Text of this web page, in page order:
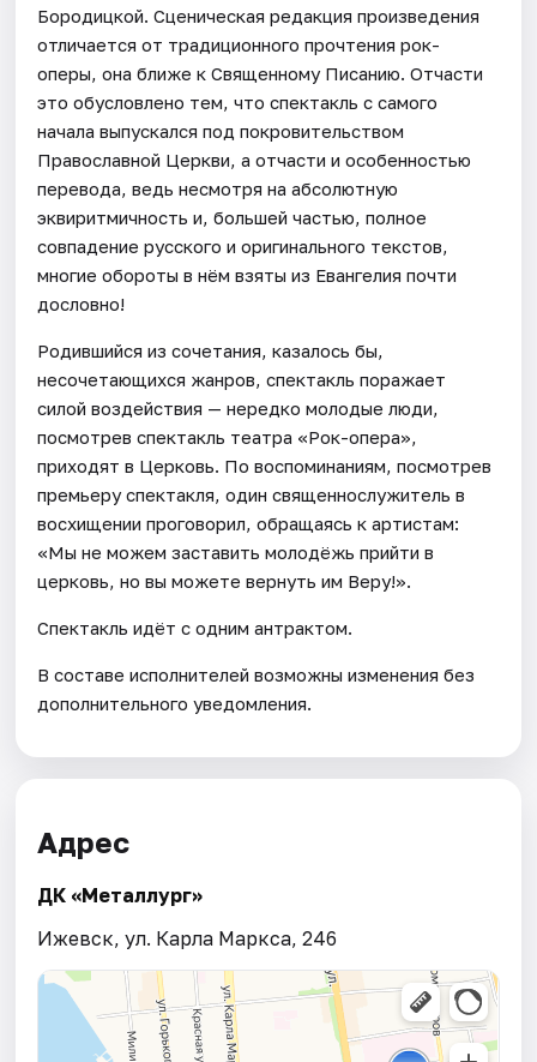
Бородицкой. Сценическая редакция произведения
отличается от традиционного прочтения рок-
оперы, она ближе к Священному Писанию. Отчасти
это обусловлено тем, что спектакль с самого
начала выпускался под покровительством
Православной Церкви, а отчасти и особенностью
перевода, ведь несмотря на абсолютную
эквиритмичность и, большей частью, полное
совпадение русского и оригинального текстов,
многие обороты в нём взяты из Евангелия почти
дословно!
Родившийся из сочетания, казалось бы,
несочетающихся жанров, спектакль поражает
силой воздействия — нередко молодые люди,
посмотрев спектакль театра «Рок-опера»,
приходят в Церковь. По воспоминаниям, посмотрев
премьеру спектакля, один священнослужитель в
восхищении проговорил, обращаясь к артистам:
«Мы не можем заставить молодёжь прийти в
церковь, но вы можете вернуть им Веру!».
Спектакль идёт с одним антрактом.
В составе исполнителей возможны изменения без
дополнительного уведомления.
Адрес
ДК «Металлург»
Ижевск, ул. Карла Маркса, 246